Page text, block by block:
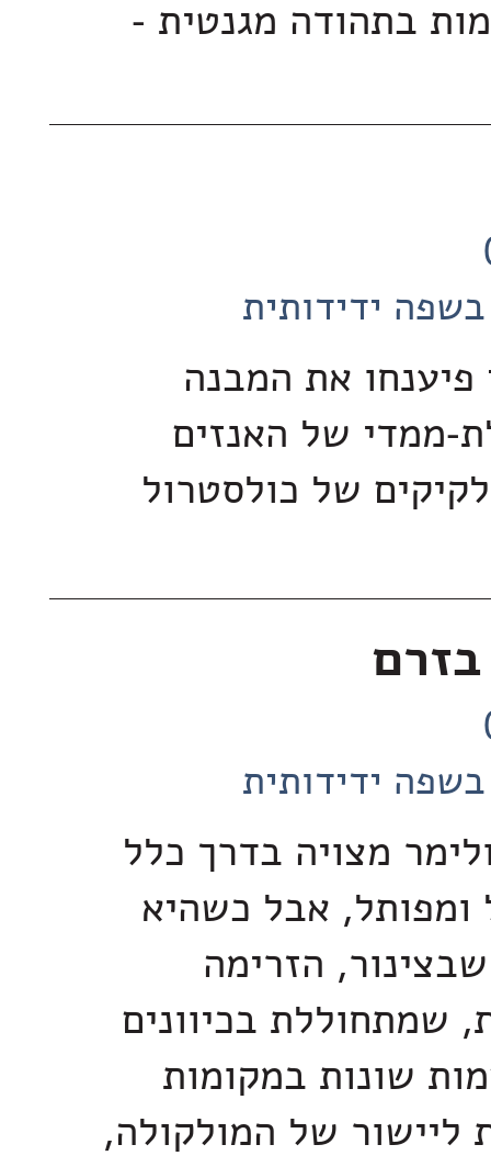
בתהודה מגנטית -
ידידותית
פיענחו את המבנה
ממדי של האנזים
של כולסטרול
בזרם
ידידותית
מצויה בדרך כלל
ומפותל, אבל כשהיא
הזרימה
שמתחוללת בכיוונים
שונות במקומות
ליישור של המולקולה,